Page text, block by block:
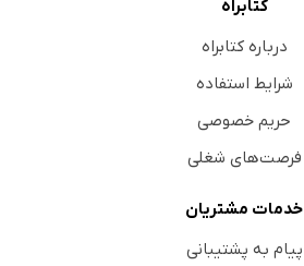
کتابراه
درباره کتابراه
شرایط استفاده
حریم خصوصی
فرصت‌های شغلی
خدمات مشتریان
پیام به پشتیبانی